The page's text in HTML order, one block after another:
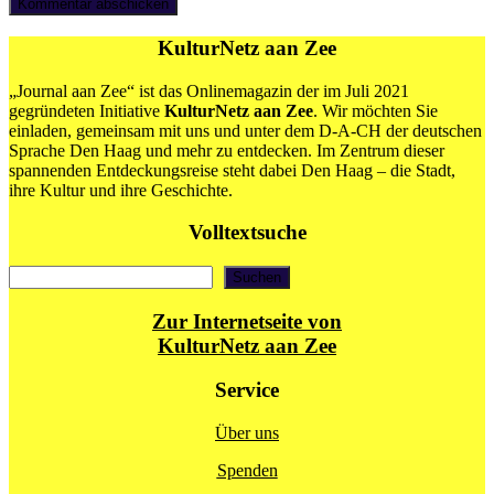
KulturNetz aan Zee
„Journal aan Zee“ ist das Onlinemagazin der im Juli 2021
gegründeten Initiative KulturNetz aan Zee. Wir möchten Sie
einladen, gemeinsam mit uns und unter dem D-A-CH der deutschen
Sprache Den Haag und mehr zu entdecken. Im Zentrum dieser
spannenden Entdeckungsreise steht dabei Den Haag – die Stadt,
ihre Kultur und ihre Geschichte.
Volltextsuche
Suchen
Zur Internetseite von
KulturNetz aan Zee
Service
Über uns
Spenden